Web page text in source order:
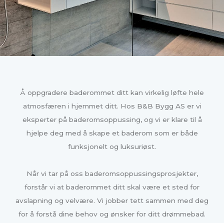
Å oppgradere baderommet ditt kan virkelig løfte hele
atmosfæren i hjemmet ditt. Hos B&B Bygg AS er vi
eksperter på baderomsoppussing, og vi er klare til å
hjelpe deg med å skape et baderom som er både
funksjonelt og luksuriøst.
Når vi tar på oss baderomsoppussingsprosjekter,
forstår vi at baderommet ditt skal være et sted for
avslapning og velvære. Vi jobber tett sammen med deg
for å forstå dine behov og ønsker for ditt drømmebad.